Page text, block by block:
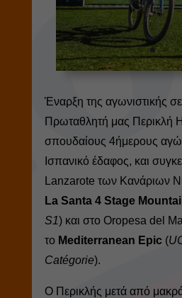
Έναρξη της αγωνιστικής
Πρωταθλητή μας Περικλή
σπουδαίους 4ήμερους
Ισπανικό έδαφος, και
Lanzarote των Κανάριων
La Santa 4 Stage
S1) και στο Oropesa del
το Mediterranean Epic(
Catégorie).
Ο Περικλής μετά από